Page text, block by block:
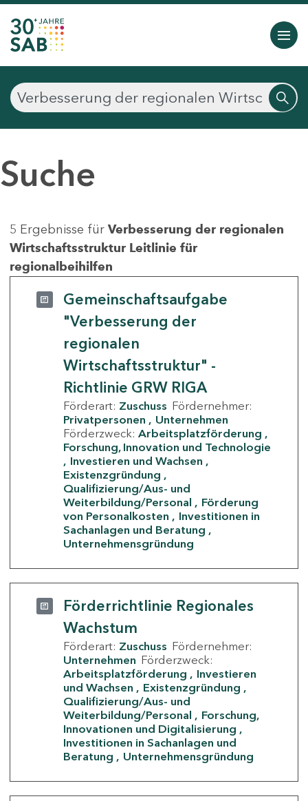
Suche
5 Ergebnisse für Verbesserung der regionalen
Wirtschaftsstruktur Leitlinie für
regionalbeihilfen
Gemeinschaftsaufgabe
"Verbesserung der
regionalen
Wirtschaftsstruktur" -
Richtlinie GRW RIGA
Förderart: Zuschuss Fördernehmer:
Privatpersonen
Unternehmen
Förderzweck: Arbeitsplatzförderung
Forschung, Innovation und Technologie
Investieren und Wachsen
Existenzgründung
Qualifizierung/Aus- und
Weiterbildung/Personal
Förderung
von Personalkosten
Investitionen in
Sachanlagen und Beratung
Unternehmensgründung
Förderrichtlinie Regionales
Wachstum
Förderart: Zuschuss Fördernehmer:
Unternehmen Förderzweck:
Arbeitsplatzförderung
Investieren
und Wachsen
Existenzgründung
Qualifizierung/Aus- und
Weiterbildung/Personal
Forschung,
Innovationen und Digitalisierung
Investitionen in Sachanlagen und
Beratung
Unternehmensgründung